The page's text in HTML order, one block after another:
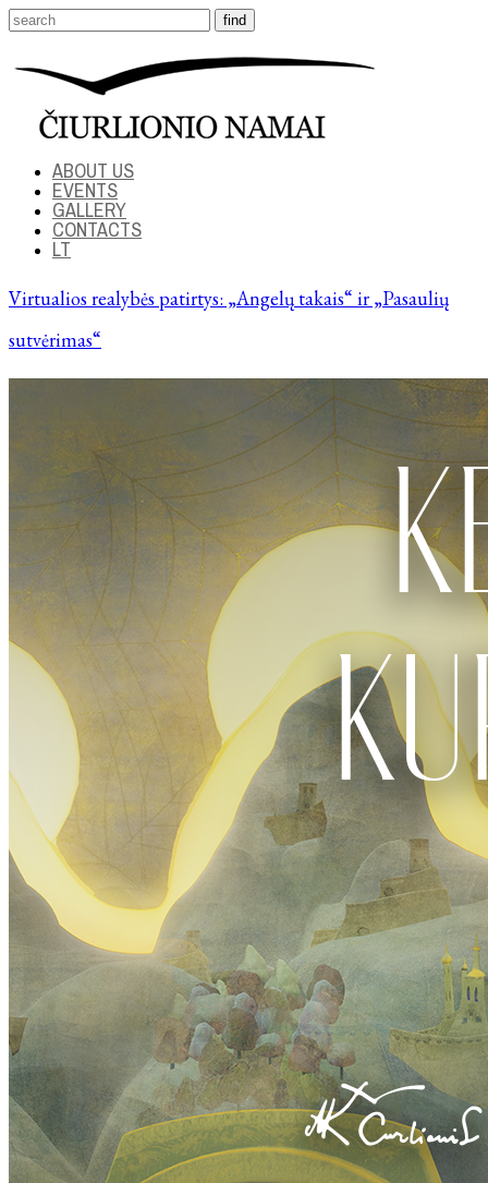
ABOUT US
EVENTS
GALLERY
CONTACTS
LT
Virtualios realybės patirtys: „Angelų takais“ ir „Pasaulių
sutvėrimas“